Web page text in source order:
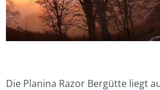
Die Planina Razor Bergütte liegt